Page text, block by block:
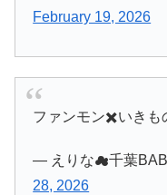
February 19, 2026
ファンモン✖️いきも
— えりな☁︎千葉
28, 2026